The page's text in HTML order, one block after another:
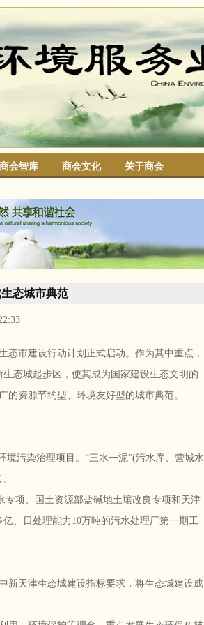
商会智库 商会文化 关于商会
态城市典范
市建设行动计划正式启动。作为其中重点，
态城起步区，使其成为国家建设生态文明的
资源节约型、环境友好型的城市典范。
污染治理项目。“三水一泥”(污水库、营城水
项、国土资源部盐碱地土壤改良专项和天津
、日处理能力10万吨的污水处理厂第一期工
天津生态城建设指标要求，将生态城建设成